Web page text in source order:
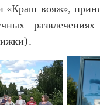
«Краш вояж»,